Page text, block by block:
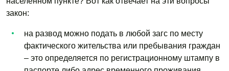
закон:
на развод можно подать в любой загс по месту
фактического жительства или пребывания граждан
– это определяется по регистрационному штампу в